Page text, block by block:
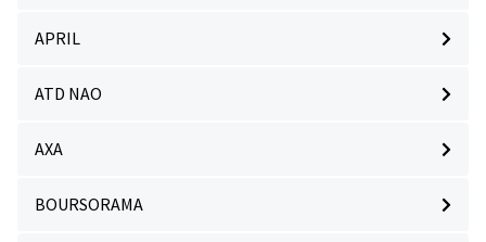
APRIL
ATD NAO
AXA
BOURSORAMA